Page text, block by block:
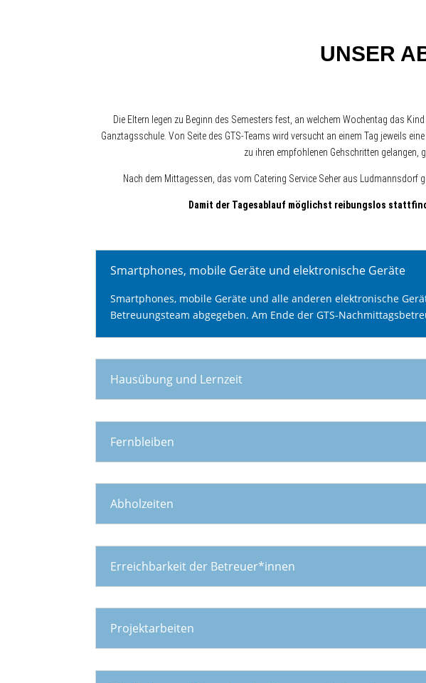
UNSER
Die Eltern legen zu Beginn des Semesters fest, an welchem Wochentag das
Ganztagsschule. Von Seite des GTS-Teams wird versucht an einem Tag jeweils
zu ihren empfohlenen Gehschritten gelangen,
Nach dem Mittagessen, das vom Catering Service Seher aus Ludmannsdorf
Damit der Tagesablauf möglichst reibungslos
Smartphones, mobile Geräte und elektronische Geräte
Smartphones, mobile Geräte und alle anderen elektronische
Betreuungsteam abgegeben. Am Ende der GTS-
Hausübung und Lernzeit
Fernbleiben
Abholzeiten
Erreichbarkeit der Betreuer*innen
Projektarbeiten